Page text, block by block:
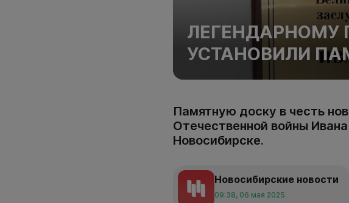
ЛЕГЕНДАРНОМУ
УСТАНОВИЛИ
Памятную доску в честь
Отечественной войны
Новосибирске.
Новосибирские новости
09:38, 06 мая 2025